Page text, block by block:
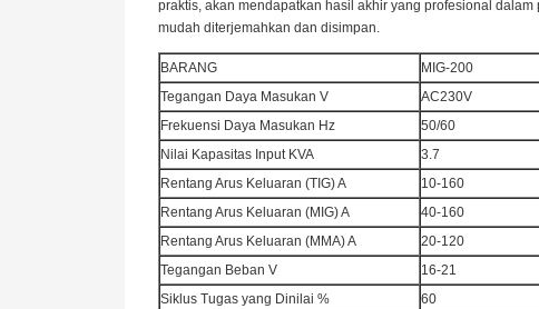
praktis, akan mendapatkan hasil akhir yang profesional
mudah diterjemahkan dan disimpan.
BARANG
MIG-200
Tegangan Daya Masukan V
AC230V
Frekuensi Daya Masukan Hz
50/60
Nilai Kapasitas Input KVA
3.7
Rentang Arus Keluaran (TIG) A
10-160
Rentang Arus Keluaran (MIG) A
40-160
Rentang Arus Keluaran (MMA) A
20-120
Tegangan Beban V
16-21
Siklus Tugas yang Dinilai %
60